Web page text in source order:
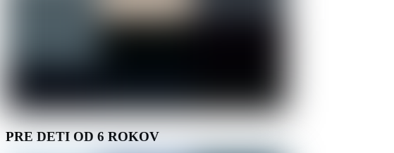
PRE DETI OD 6 ROKOV